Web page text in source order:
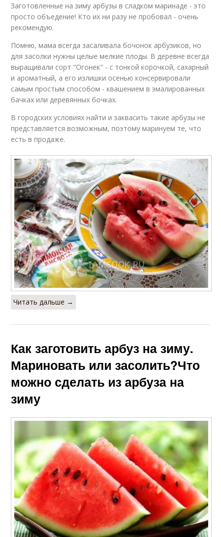
Заготовленные на зиму арбузы в сладком маринаде - это
просто объедение! Кто их ни разу не пробовал - очень
рекомендую.
Помню, мама всегда засаливала бочонок арбузиков, но
для засолки нужны целые мелкие плоды. В деревне всегда
выращивали сорт "Огонек" - с тонкой корочкой, сахарный
и ароматный, а его излишки осенью консервировали
самым простым способом - квашением в эмалированных
бачках или деревянных бочках.
В городских условиях найти и заквасить такие арбузы не
представляется возможным, поэтому маринуем те, что
есть в продаже.
Читать дальше →
Как заготовить арбуз на зиму.
Мариновать или засолить?Что
можно сделать из арбуза на
зиму